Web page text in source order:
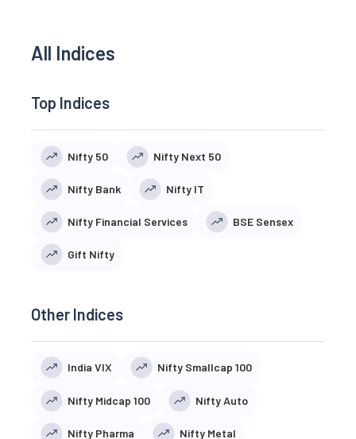
All Indices
Top Indices
Nifty 50 Nifty Next 50
Nifty Bank Nifty IT
Nifty Financial Services BSE Sensex
Gift Nifty
Other Indices
India VIX Nifty Smallcap 100
Nifty Midcap 100 Nifty Auto
Nifty Pharma Nifty Metal